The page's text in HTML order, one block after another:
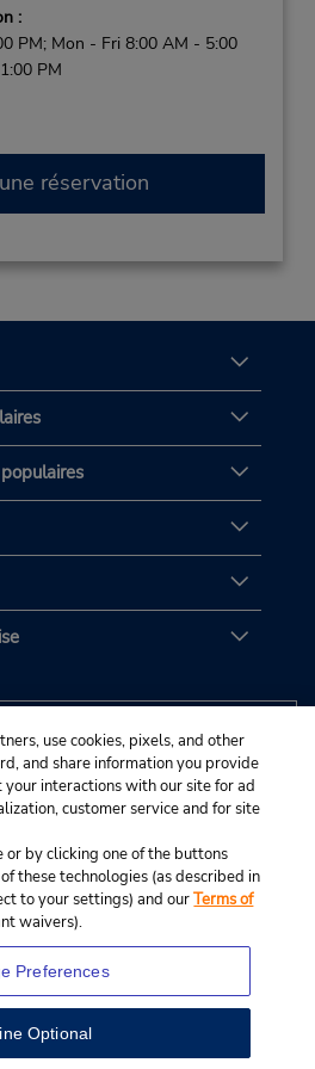
:
PM; Mon - Fri 8:00 AM - 5:00
PM
réservation
use cookies, pixels, and other
and share information you provide
interactions with our site for ad
customer service and for site
or by clicking one of the buttons
these technologies (as described in
to your settings) and ourTerms of
waivers).
Preferences
Optional